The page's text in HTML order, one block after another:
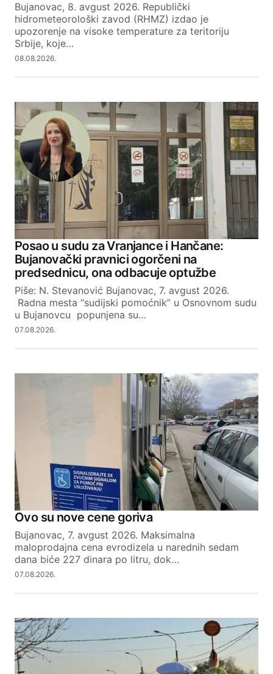
Bujanovac, 8. avgust 2026. Republički
hidrometeorološki zavod (RHMZ) izdao je
upozorenje na visoke temperature za teritoriju
Srbije, koje…
08.08.2026.
Posao u sudu za Vranjance i Hančane:
Bujanovački pravnici ogorčeni na
predsednicu, ona odbacuje optužbe
Piše: N. Stevanović Bujanovac, 7. avgust 2026.
Radna mesta “sudijski pomoćnik” u Osnovnom sudu
u Bujanovcu popunjena su…
07.08.2026.
Ovo su nove cene goriva
Bujanovac, 7. avgust 2026. Maksimalna
maloprodajna cena evrodizela u narednih sedam
dana biće 227 dinara po litru, dok…
07.08.2026.